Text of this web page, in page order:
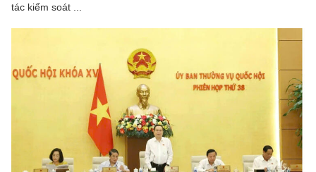
tác kiểm soát ...